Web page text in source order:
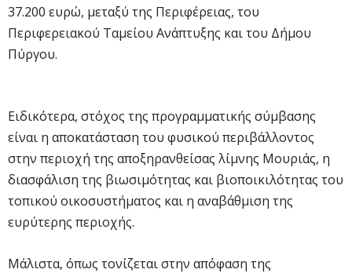
37.200 ευρώ, μεταξύ της Περιφέρειας, του
Περιφερειακού Ταμείου Ανάπτυξης και του Δήμου
Πύργου.
Ειδικότερα, στόχος της προγραμματικής σύμβασης
είναι η αποκατάσταση του φυσικού περιβάλλοντος
στην περιοχή της αποξηρανθείσας λίμνης Μουριάς, η
διασφάλιση της βιωσιμότητας και βιοποικιλότητας του
τοπικού οικοσυστήματος και η αναβάθμιση της
ευρύτερης περιοχής.
Μάλιστα, όπως τονίζεται στην απόφαση της